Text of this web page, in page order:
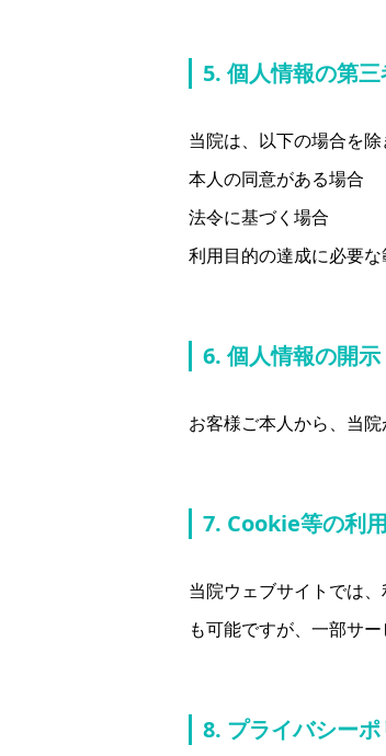
5. 個人情報の第
当院は、以下の場合を
本人の同意がある場合
法令に基づく場合
利用目的の達成に必要
6. 個人情報の開
お客様ご本人から、当
7. Cookie等の利
当院ウェブサイトでは
も可能ですが、一部サ
8. プライバシー